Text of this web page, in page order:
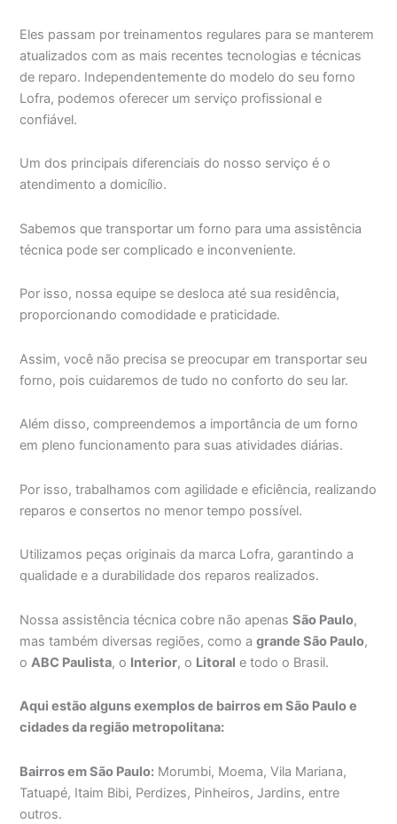
Eles passam por treinamentos regulares para se manterem
atualizados com as mais recentes tecnologias e técnicas
de reparo. Independentemente do modelo do seu forno
Lofra, podemos oferecer um serviço profissional e
confiável.
Um dos principais diferenciais do nosso serviço é o
atendimento a domicílio.
Sabemos que transportar um forno para uma assistência
técnica pode ser complicado e inconveniente.
Por isso, nossa equipe se desloca até sua residência,
proporcionando comodidade e praticidade.
Assim, você não precisa se preocupar em transportar seu
forno, pois cuidaremos de tudo no conforto do seu lar.
Além disso, compreendemos a importância de um forno
em pleno funcionamento para suas atividades diárias.
Por isso, trabalhamos com agilidade e eficiência, realizando
reparos e consertos no menor tempo possível.
Utilizamos peças originais da marca Lofra, garantindo a
qualidade e a durabilidade dos reparos realizados.
Nossa assistência técnica cobre não apenasSão Paulo,
mas também diversas regiões, como agrande São Paulo,
oABC Paulista, o Interior, o Litoral e todo o Brasil.
Aqui estão alguns exemplos de bairros em São Paulo e
cidades da região metropolitana:
Bairros em São Paulo: Morumbi, Moema, Vila Mariana,
Tatuapé, Itaim Bibi, Perdizes, Pinheiros, Jardins, entre
outros.